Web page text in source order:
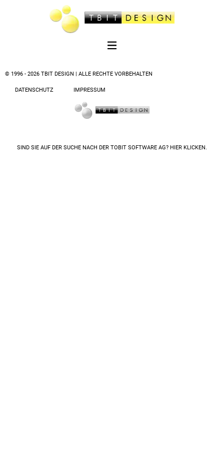
© 1996 - 2026 TBIT DESIGN | ALLE RECHTE VORBEHALTEN
DATENSCHUTZ IMPRESSUM
SIND SIE AUF DER SUCHE NACH DER TOBIT SOFTWARE AG? HIER KLICKEN.